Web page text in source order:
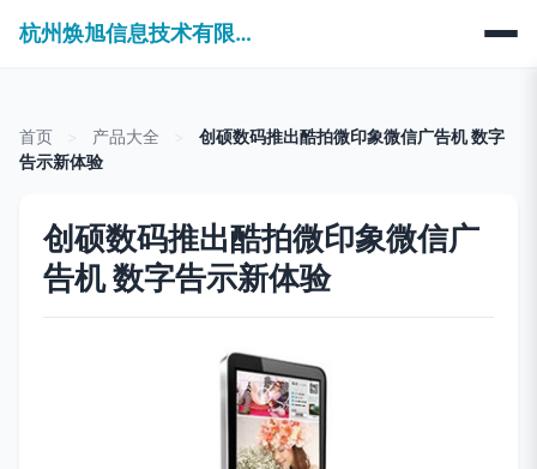
杭州焕旭信息技术有限公司
首页 产品大全
创硕数码推出酷拍微印象微信广告机 数字
告示新体验
创硕数码推出酷拍微印象微信广
告机 数字告示新体验